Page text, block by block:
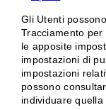
Gli Utenti
Tracciamento
le apposite
impostazioni di
impostazioni
possono
individuare